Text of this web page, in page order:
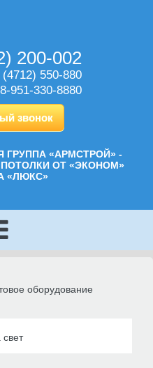
200-002
(4712) 550-880
8-951-330-8880
звонок
ГРУППА «АРМСТРОЙ» -
ОТ «ЭКОНОМ»
«ЛЮКС»
оборудование